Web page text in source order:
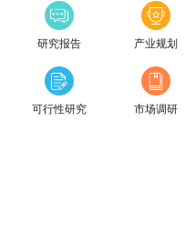
研究报告 产业规划
可行性研究 市场调研